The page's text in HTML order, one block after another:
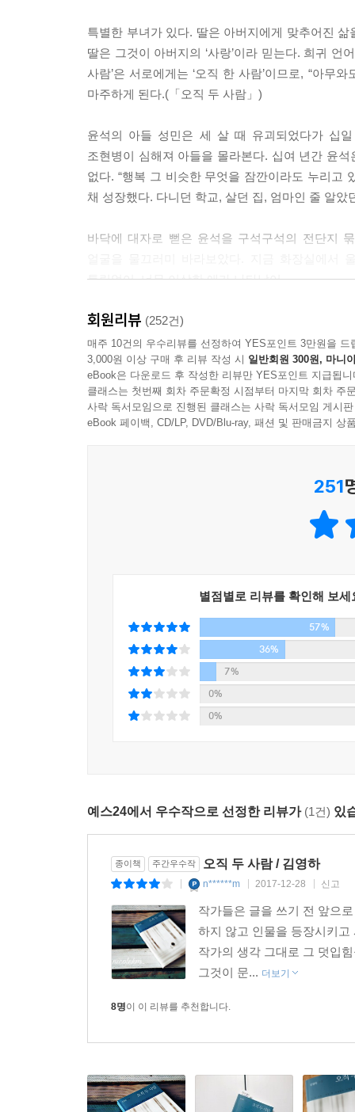
모든 희망이 사라진 지금에서야 이들은 하나의 행
하게 된 것, 그것은 아무것도 하지 않겠다는 강렬한
---「신의 장난」중에서
특별한 부녀가 있다. 딸은 아버지에게 맞추어진
딸은 그것이 아버지의 ‘사랑’이라 믿는다. 희귀 언
사람’은 서로에게는 ‘오직 한 사람’이므로, “아무
마주하게 된다.(「오직 두 사람」)
윤석의 아들 성민은 세 살 때 유괴되었다가 십
조현병이 심해져 아들을 몰라본다. 십여 년간 윤
없다. “행복 그 비슷한 무엇을 잠깐이라도 누리고
채 성장했다. 다니던 학교, 살던 집, 엄마인 줄 알
바닥에 대자로 뻗은 윤석을 구석구석의 전단지
틀림없어. 너무 이상한 애가 나타났어.
아들을 찾은 윤석과 이제라도 친부모를 만난 성
그것은 누구의 잘못일까?”(「아이를 찾습니다」)
지훈은 뉴욕으로 향했다. 지훈이 태어나자마자
투자’했다는 아버지는 슈트 몇 벌을 남겼고, 놀랍
부딪쳐보는 인물도 있고, 속죄 기도를 올리는 인
신을 떠나거나. 그럼 고난이 시작되는 거죠. 밥이
_246쪽, 「신의 장난」에서
‘인생의 원점’이라 여기던 첫사랑을 잃은 남자,
“작품이 작가 자신을 배반해버리는”, 작품이 작
완벽한 회복이 불가능한 일이 인생에는 엄존한다.
여기, 한 번도 살아보지 않은 ‘그 이후’의 삶이 있다.
김영하 작가는 2014년 겨울에 발표한 「아이를
감추기 위해 자기기만에 가까운 합리화로 위안
「신의 장난」 「오직 두 사람」 속 인물들은
찾습니다」로 김유정문학상을 수상했을 당시, 작
이제 우리도 알게 되었습니다. 완벽한 회복이 불
불가역적인 우리 인생에 어떤 반환의 좌표 같은
글을 통해 우리는 미래를 예감합니다.
회원리뷰 (252건)
매주 10건의 우수리뷰를 선정하여 YES포인트 3만원을 드
3,000원 이상 구매 후 리뷰 작성 시 일반회원 300원, 마니
eBook은 다운로드 후 작성한 리뷰만 YES포인트 지급됩니
클래스는 첫번째 회차 주문확정 시점부터 마지막 회차 주
사락 독서모임으로 진행된 클래스는 사락 독서모임 게시
eBook 페이백, CD/LP, DVD/Blu-ray, 패션 및 판매금지 상
251
별점별로 리뷰를 확인해 보세
57%
36%
7%
0%
0%
예스24에서 우수작으로 선정한 리뷰가 (1건) 있
종이책 주간우수작 오직 두 사람 / 김영하
n******m 2017-12-28 신고
작가들은 글을 쓰기 전 앞으
하지 않고 인물을 등장시키
작가의 생각 그대로 그 덧입
그것이 문... 더보기
8명이 이 리뷰를 추천합니다.